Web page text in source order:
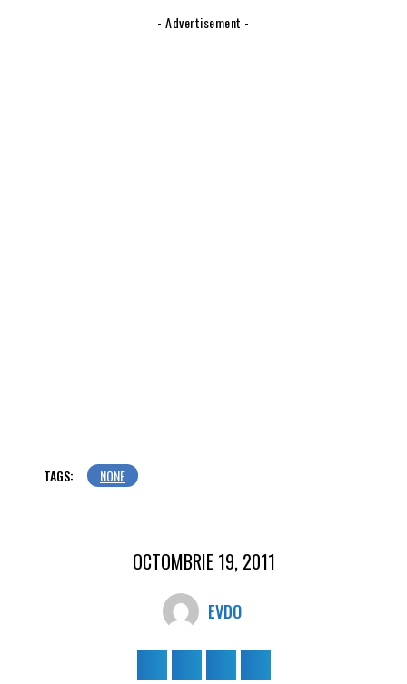
- Advertisement -
TAGS: NONE
OCTOMBRIE 19, 2011
EVDO